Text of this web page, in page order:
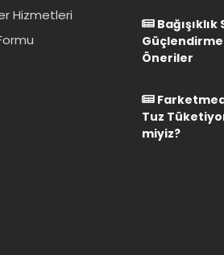
Hizmetleri
Öneriler
Tuz
miyiz?